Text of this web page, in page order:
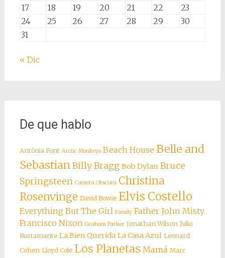
17
18 19 20 21 22
23
24
25 26 27 28 29
30
31
« Dic
De que hablo
Antònia Font Arctic Monkeys Beach House Belle and
SebastianBilly Bragg Bob Dylan Bruce
Springsteen Camera Obscura Christina
Rosenvinge David Bowie Elvis Costello
Everything But The Girl Family Father John Misty
Francisco Nixon Graham Parker Jonathan Wilson Julio
Bustamante La Bien Querida La Casa Azul Leonard
Cohen Lloyd Cole Los Planetas Mamá Marc